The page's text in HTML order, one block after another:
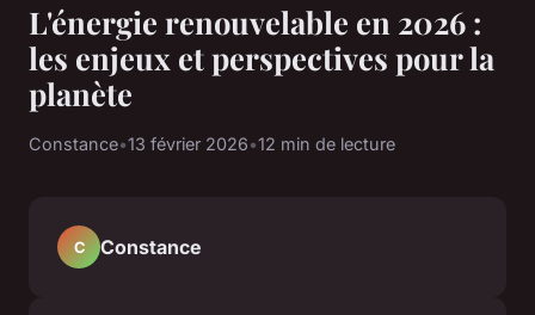
L'énergie renouvelable en 2026 :
les enjeux et perspectives pour la
planète
Constance•13 février 2026•12 min de lecture
C Constance